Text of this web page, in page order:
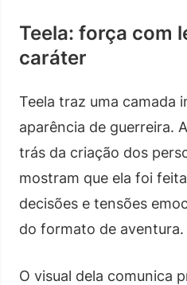
Teela: força com
caráter
Teela traz uma camada
aparência de guerreira.
trás da criação dos
mostram que ela foi
decisões e tensões
do formato de aventura.
O visual dela comunica